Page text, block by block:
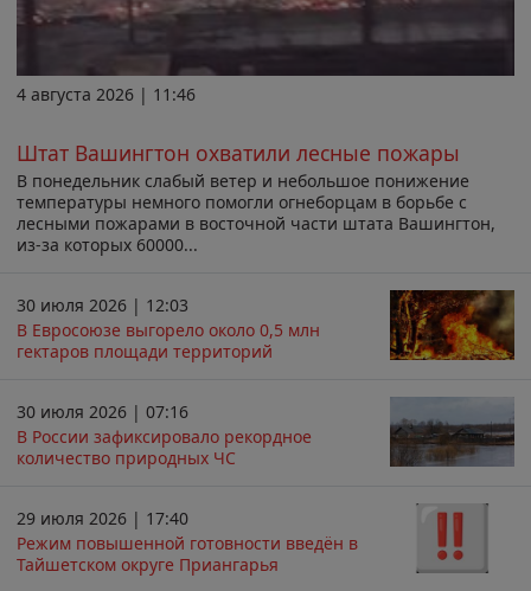
4 августа 2026 | 11:46
Штат Вашингтон охватили лесные пожары
В понедельник слабый ветер и небольшое понижение
температуры немного помогли огнеборцам в борьбе с
лесными пожарами в восточной части штата Вашингтон,
из-за которых 60000...
30 июля 2026 | 12:03
В Евросоюзе выгорело около 0,5 млн
гектаров площади территорий
30 июля 2026 | 07:16
В России зафиксировало рекордное
количество природных ЧС
29 июля 2026 | 17:40
Режим повышенной готовности введён в
Тайшетском округе Приангарья